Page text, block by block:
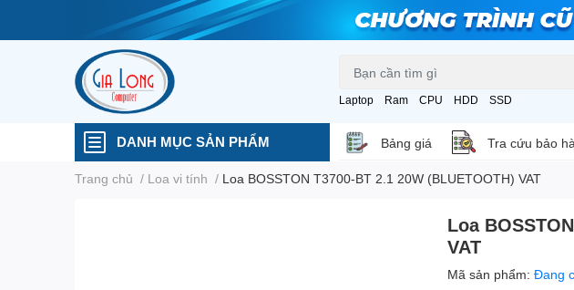
Laptop Ram CPU HDD SSD
DANH MỤC SẢN PHẨM Bảng giá Tra cứu bảo
Trang chủ / Loa vi tính / Loa BOSSTON T3700-BT 2.1 20W (BLUETOOTH) VAT
Loa
VAT
Mã sản phẩm:Đang